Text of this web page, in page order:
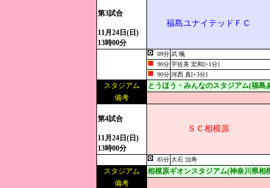
第3試合
11月24日(日)
13時00分
福島ユナイテッドＦＣ
09分 武 颯
90分 宇佐美 宏和[+1分]
90分 河西 真[+3分]
スタジアム
とうほう・みんなのスタジアム(福島
備考
第4試合
11月24日(日)
13時00分
ＳＣ相模原
85分 大石 治寿
スタジアム
相模原ギオンスタジアム(神奈川県相
備考